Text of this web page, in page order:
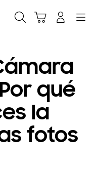
qué
la
fotos